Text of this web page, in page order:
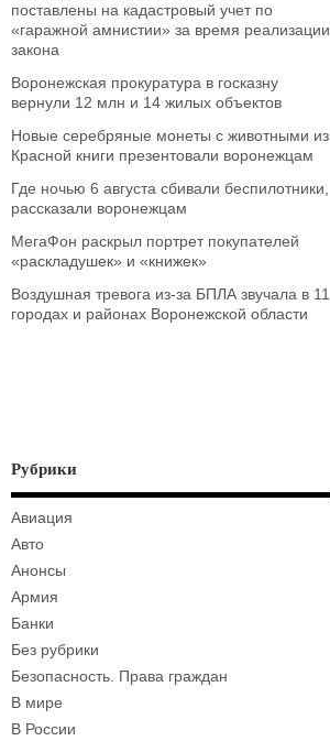
поставлены на кадастровый учет по
«гаражной амнистии» за время реализации
закона
Воронежская прокуратура в госказну
вернули 12 млн и 14 жилых объектов
Новые серебряные монеты с животными из
Красной книги презентовали воронежцам
Где ночью 6 августа сбивали беспилотники,
рассказали воронежцам
МегаФон раскрыл портрет покупателей
«раскладушек» и «книжек»
Воздушная тревога из-за БПЛА звучала в 11
городах и районах Воронежской области
Рубрики
Авиация
Авто
Анонсы
Армия
Банки
Без рубрики
Безопасность. Права граждан
В мире
В России